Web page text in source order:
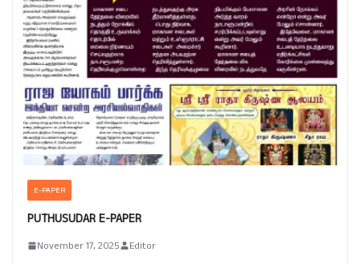
E-PAPER
PUTHUSUDAR E-PAPER
November 17, 2025 Editor